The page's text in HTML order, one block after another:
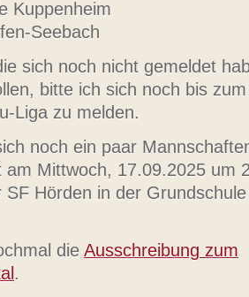
Kuppenheim
Seebach
sich noch nicht gemeldet
bitte ich sich noch bis
Liga zu melden.
noch ein paar
am Mittwoch, 17.09.2025 um
SF Hörden in der
die Ausschreibung zum
.